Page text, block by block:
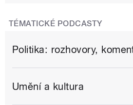
TÉMATICKÉ PODCASTY
Politika: rozhovory,
Umění a kultura